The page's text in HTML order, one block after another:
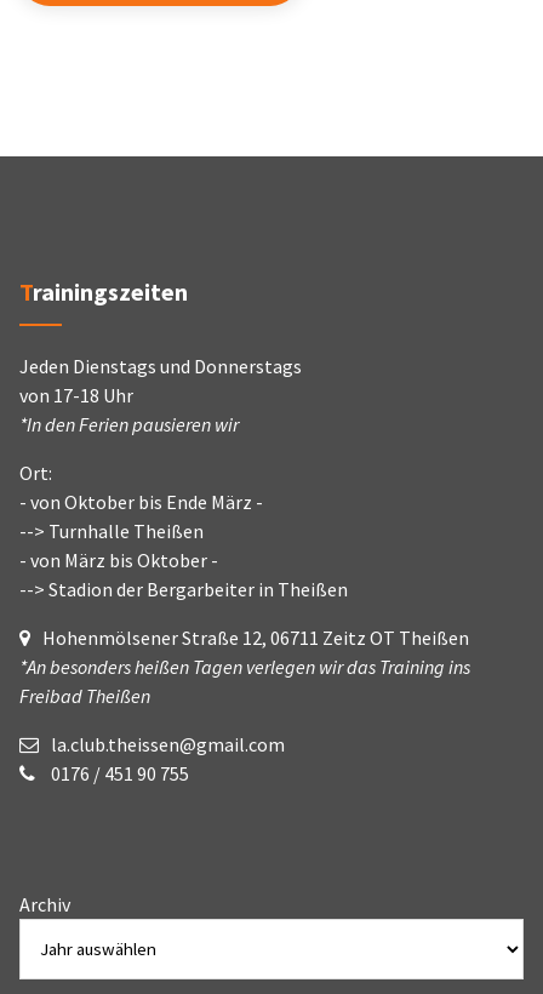
Trainingszeiten
Jeden Dienstags und Donnerstags
von 17-18 Uhr
*In den Ferien pausieren wir
Ort:
- von Oktober bis Ende März -
--> Turnhalle Theißen
- von März bis Oktober -
--> Stadion der Bergarbeiter in Theißen
Hohenmölsener Straße 12, 06711 Zeitz OT Theißen
*An besonders heißen Tagen verlegen wir das Training ins
Freibad Theißen
la.club.theissen@gmail.com
0176 / 451 90 755
Archiv